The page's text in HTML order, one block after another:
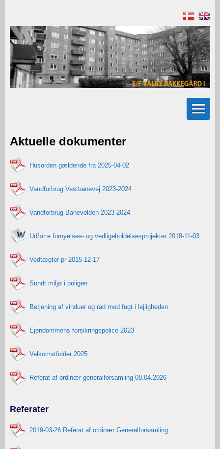
Aktuelle dokumenter
Husorden gældende fra 2025-04-02
Vandforbrug Vestbanevej 2023-2024
Vandforbrug Banevolden 2023-2024
Udførte fornyelses- og vedligeholdelsesprojekter 2018-11-03
Vedtægter pr 2015-12-17
Sundt miljø i boligen
Betjening af vinduer og råd mod fugt i lejligheden
Ejendommens forsikringspolice 2023
Velkomstfolder 2025
Referat af ordinær generalforsamling 08.04.2026
Referater
2019-03-26 Referat af ordinær Generalforsamling